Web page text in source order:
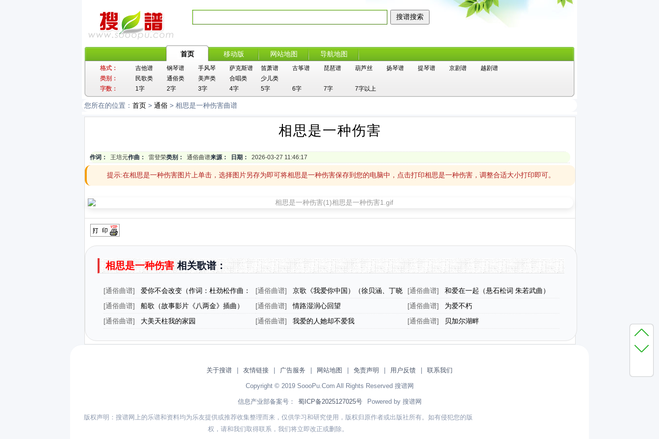
首页 移动版 网站地图 导航地图
格式： 吉他谱 钢琴谱 手风琴 萨克斯谱 笛萧谱 古筝谱 琵琶谱 葫芦丝 扬琴谱 提琴谱 京剧谱
越剧谱
类别：
民歌类 通俗类 美声类 合唱类
少儿类
字数：
1字 2字 3字 4字 5字 6字 7字 7字以上
您所在的位置： 首页 > 通俗 > 相思是一种伤害曲谱
相思是一种伤害
作词： 王培元作曲： 雷登荣类别： 通俗曲谱来源： 日期： 2026-03-27 11:46:17
提示:在相思是一种伤害图片上单击，选择图片另存为即可将相思是一种伤害保存到您的电脑中，点击打印相思是一种伤害，调整合适大小打印即可。
相思是一种伤害相关歌谱：
[通俗曲谱]
爱你不会改变（作词：杜劲松作曲：
马佶）
[通俗曲谱]
京歌《我爱你中国）（徐贝涵、丁晓
君两版本）
[通俗曲谱]
和爱在一起（悬石松词 朱若武曲）
[通俗曲谱] 船歌（故事影片《八两金》插曲） [通俗曲谱] 情路湿润心回望 [通俗曲谱]
为爱不朽
[通俗曲谱] 大美天柱我的家园 [通俗曲谱] 我爱的人她却不爱我 [通俗曲谱] 贝加尔湖畔
关于搜谱 友情链接 广告服务 网站地图 免责声明 用户反馈 联系我们
Copyright © 2019 SoooPu.Com All Rights Reserved 搜谱网
信息产业部备案号： 蜀ICP备2025127025号 Powered by 搜谱网
版权声明：搜谱网上的乐谱和资料均为乐友提供或推荐收集整理而来，仅供学习和研究使用，版权归原作者或出版社所有。如有侵犯您的版
权，请和我们取得联系，我们将立即改正或删除。